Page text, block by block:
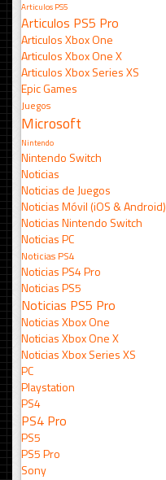
Articulos PS5
Articulos PS5 Pro
Articulos Xbox One
Articulos Xbox One X
Articulos Xbox Series XS
Epic Games
Juegos
Microsoft
Nintendo
Nintendo Switch
Noticias
Noticias de Juegos
Noticias Móvil (iOS & Android)
Noticias Nintendo Switch
Noticias PC
Noticias PS4
Noticias PS4 Pro
Noticias PS5
Noticias PS5 Pro
Noticias Xbox One
Noticias Xbox One X
Noticias Xbox Series XS
PC
Playstation
PS4
PS4 Pro
PS5
PS5 Pro
Sony